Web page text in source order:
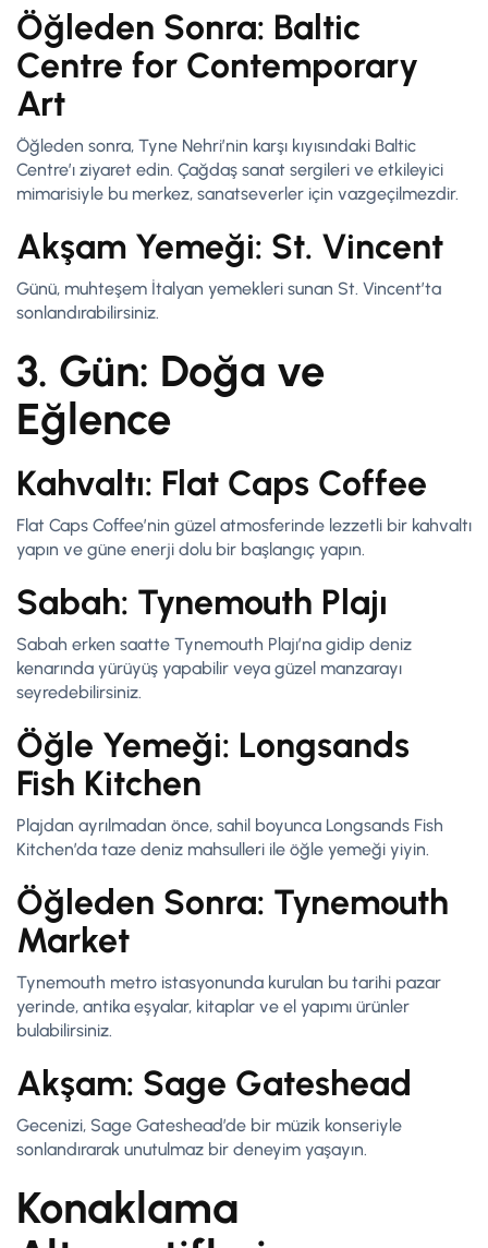
Öğleden Sonra: Baltic
Centre for Contemporary
Art
Öğleden sonra, Tyne Nehri’nin karşı kıyısındaki Baltic
Centre’ı ziyaret edin. Çağdaş sanat sergileri ve etkileyici
mimarisiyle bu merkez, sanatseverler için vazgeçilmezdir.
Akşam Yemeği: St. Vincent
Günü, muhteşem İtalyan yemekleri sunan St. Vincent’ta
sonlandırabilirsiniz.
3. Gün: Doğa ve
Eğlence
Kahvaltı: Flat Caps Coffee
Flat Caps Coffee’nin güzel atmosferinde lezzetli bir kahvaltı
yapın ve güne enerji dolu bir başlangıç yapın.
Sabah: Tynemouth Plajı
Sabah erken saatte Tynemouth Plajı’na gidip deniz
kenarında yürüyüş yapabilir veya güzel manzarayı
seyredebilirsiniz.
Öğle Yemeği: Longsands
Fish Kitchen
Plajdan ayrılmadan önce, sahil boyunca Longsands Fish
Kitchen’da taze deniz mahsulleri ile öğle yemeği yiyin.
Öğleden Sonra: Tynemouth
Market
Tynemouth metro istasyonunda kurulan bu tarihi pazar
yerinde, antika eşyalar, kitaplar ve el yapımı ürünler
bulabilirsiniz.
Akşam: Sage Gateshead
Gecenizi, Sage Gateshead’de bir müzik konseriyle
sonlandırarak unutulmaz bir deneyim yaşayın.
Konaklama